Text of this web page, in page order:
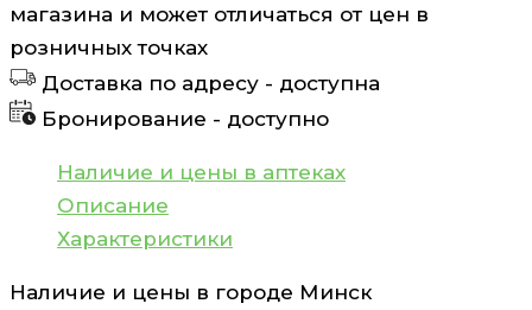
яблок
и
абрикосов
сливками
с6месяцев
магазина и может отличаться от цен в
розничных точках
Доставка по адресу - доступна
Бронирование - доступно
Наличие и цены в аптеках
Описание
Характеристики
Наличие и цены в городе Минск